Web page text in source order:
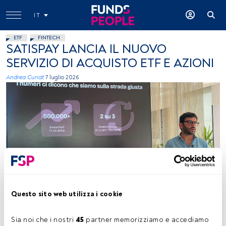
Questo sito web utilizza i cookie
Sia noi che i nostri 45 partner memorizziamo e accediamo
IT
ETF FINTECH
SATISPAY LANCIA IL NUOVO
SERVIZIO DI ACQUISTO ETF E AZIONI
Andrea Curiat 7 luglio 2026
Conferenza Satispay, foto di Andrea Curiat